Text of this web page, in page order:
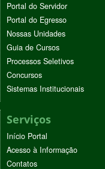
Portal do Servidor
Portal do Egresso
Nossas Unidades
Guia de Cursos
Processos Seletivos
Concursos
Sistemas Institucionais
Serviços
Início Portal
Acesso à Informação
Contatos